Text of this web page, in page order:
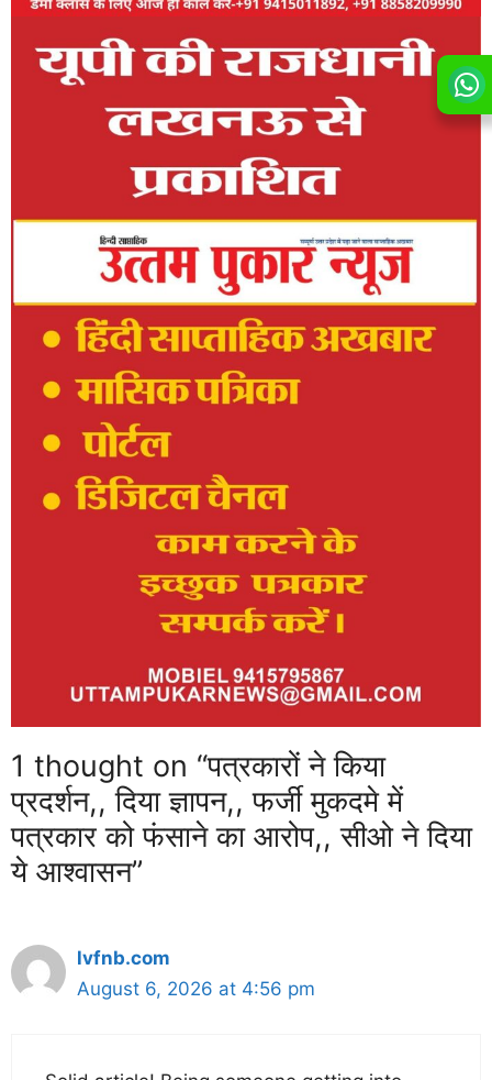
1 thought on “पत्रकारों ने किया
प्रदर्शन,, दिया ज्ञापन,, फर्जी मुकदमे में
पत्रकार को फंसाने का आरोप,, सीओ ने दिया
ये आश्वासन”
lvfnb.com
August 6, 2026 at 4:56 pm